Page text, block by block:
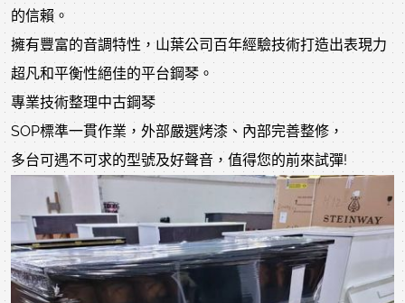
的信賴。
擁有豐富的音調特性，山葉公司百年經驗技術打造出表現力
超凡和平衡性絕佳的平台鋼琴。
專業技術整理中古鋼琴
SOP標準一貫作業，外部嚴選烤漆、內部完善整修，
多台可遇不可求的型號及好聲音，值得您的前來試彈!